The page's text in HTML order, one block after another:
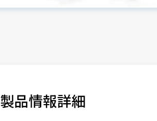
製品情報詳細